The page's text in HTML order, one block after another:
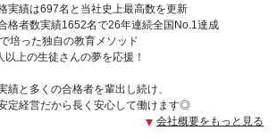
実績は697名と当社史上最高数を更新
格者数実績1652名で26年連続全国No.1達成
培った独自の教育メソッド
上の生徒さんの夢を応援！
績と多くの合格者を輩出し続け、
定経営だから長く安心して働けます◎
会社概要をもっと見る